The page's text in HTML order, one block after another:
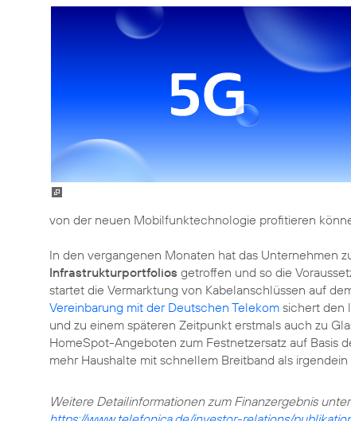
von der neuen Mobilfunktechnologie profitieren
In den vergangenen Monaten hat das Unternehmen
Infrastrukturportfolios getroffen und so die
startet die Vermarktung von Kabelanschlüssen auf
Vereinbarung mit der Deutschen Telekom sichert den
und zu einem späteren Zeitpunkt erstmals auch zu
HomeSpot-Angeboten zum Festnetzersatz auf Basis
mehr Haushalte mit schnellem Breitband als irgendein